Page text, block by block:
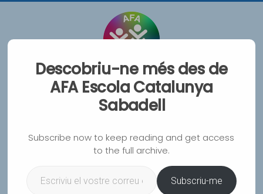
AFA Escola Catalunya
Sabadell
Associació de Famílies d'Alumnes de l'Escola
Catalunya de Sabadell
Descobriu-ne més des de
AFA Escola Catalunya
Sabadell
Subscribe now to keep reading and get access
to the full archive.
Subscriu-me